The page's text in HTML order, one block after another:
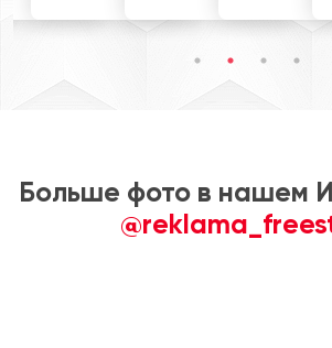
Больше фото в нашем